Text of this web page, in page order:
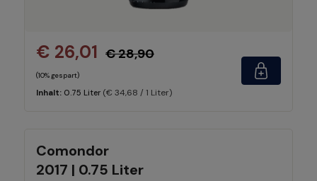
€ 26,01 € 28,90
(10% gespart)
Inhalt: 0.75 Liter (€ 34,68 / 1 Liter)
Comondor
2017 | 0.75 Liter